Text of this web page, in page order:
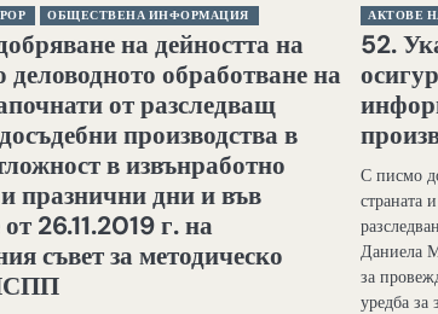
ОБЩЕСТВЕНА ИНФОРМАЦИЯ
на дейността на
обработване на
от разследващ
производства в
в извънработно
празнични дни и във
26.11.2019 г. на
съвет за методическо
АКТОВЕ
52.
С писмо
страната
Даниела
за
уредба